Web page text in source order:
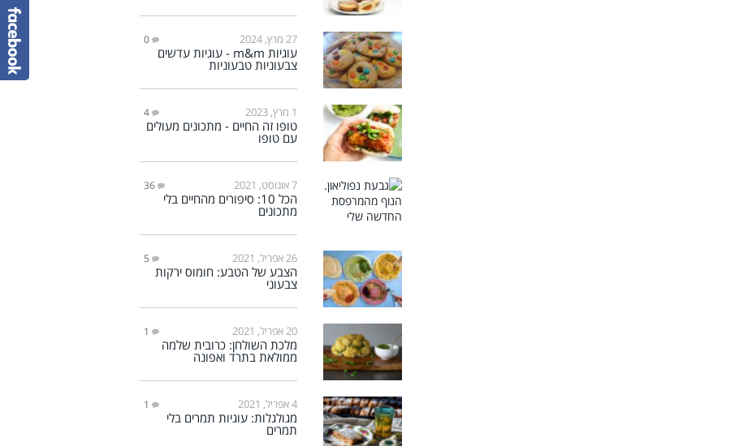
27 מרץ, 2024 0
עוגיות m&m - עוגיות עדשים
צבעוניות טבעוניות
1 מרץ, 2023 4
טופו זה החיים - מתכונים מעולים
עם טופו
7 אוגוסט, 2021 36
הכל 10: סיפורים מהחיים בלי
מתכונים
26 אפריל, 2021 5
הצבע של הטבע: חומוס ירקות
צבעוני
20 אפריל, 2021 1
מלכת השולחן: כרובית שלמה
ממולאת בתרד ואפונה
4 אפריל, 2021 1
מגולגלות: עוגיות תמרים בלי
תמרים